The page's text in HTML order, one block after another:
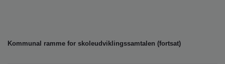
Kommunal ramme for skoleudviklingssamtalen (fortsat)